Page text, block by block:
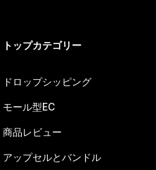
トップカテゴリー
ドロップシッピング
モール型EC
商品レビュー
アップセルとバンドル